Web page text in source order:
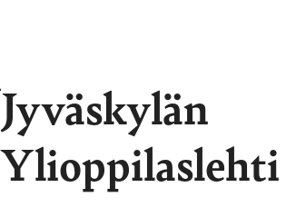
Jyväskylän
Ylioppilaslehti